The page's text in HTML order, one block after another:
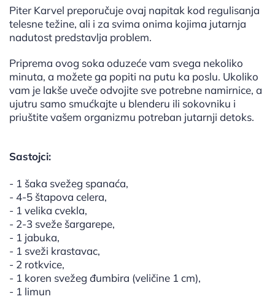
Piter Karvel preporučuje ovaj napitak kod regulisanja
telesne težine, ali i za svima onima kojima jutarnja
nadutost predstavlja problem.
Priprema ovog soka oduzeće vam svega nekoliko
minuta, a možete ga popiti na putu ka poslu. Ukoliko
vam je lakše uveče odvojite sve potrebne namirnice, a
ujutru samo smućkajte u blenderu ili sokovniku i
priuštite vašem organizmu potreban jutarnji detoks.
Sastojci:
- 1 šaka svežeg spanaća,
- 4-5 štapova celera,
- 1 velika cvekla,
- 2-3 sveže šargarepe,
- 1 jabuka,
- 1 sveži krastavac,
- 2 rotkvice,
- 1 koren svežeg đumbira (veličine 1 cm),
- 1 limun